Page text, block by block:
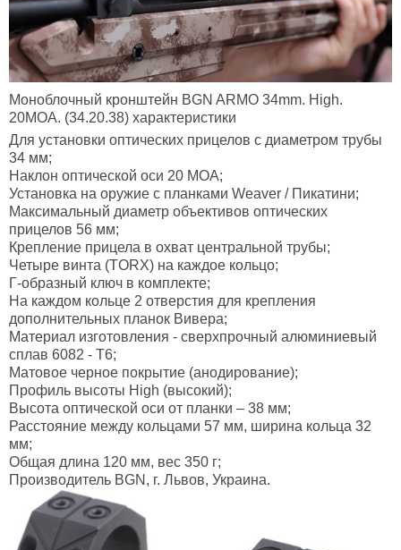
Моноблочный кронштейн BGN ARMO 34mm. High.
20MOA. (34.20.38) характеристики
Для установки оптических прицелов с диаметром трубы
34 мм;
Наклон оптической оси 20 МОА;
Установка на оружие с планками Weaver / Пикатини;
Максимальный диаметр объективов оптических
прицелов 56 мм;
Крепление прицела в охват центральной трубы;
Четыре винта (TORX) на каждое кольцо;
Г-образный ключ в комплекте;
На каждом кольце 2 отверстия для крепления
дополнительных планок Вивера;
Материал изготовления - сверхпрочный алюминиевый
сплав 6082 - Т6;
Матовое черное покрытие (анодирование);
Профиль высоты High (высокий);
Высота оптической оси от планки – 38 мм;
Расстояние между кольцами 57 мм, ширина кольца 32
мм;
Общая длина 120 мм, вес 350 г;
Производитель BGN, г. Львов, Украина.